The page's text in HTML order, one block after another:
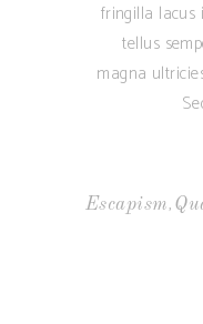
fringilla lacus
tellus
magna
Escapism,